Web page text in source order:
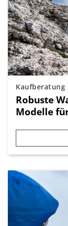
Kaufberatung
Robuste
Modelle